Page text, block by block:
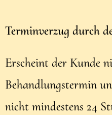
Terminverzug durch
Erscheint der Kunde
Behandlungstermin
nicht mindestens 24